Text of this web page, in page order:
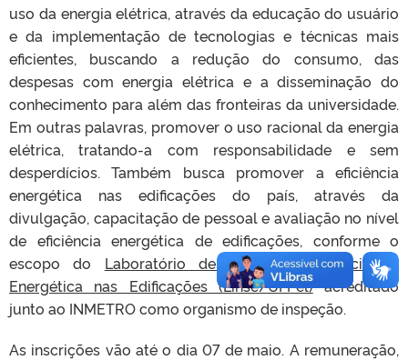
uso da energia elétrica, através da educação do usuário
e da implementação de tecnologias e técnicas mais
eficientes, buscando a redução do consumo, das
despesas com energia elétrica e a disseminação do
conhecimento para além das fronteiras da universidade.
Em outras palavras, promover o uso racional da energia
elétrica, tratando-a com responsabilidade e sem
desperdícios. Também busca promover a eficiência
energética nas edificações do país, através da
divulgação, capacitação de pessoal e avaliação no nível
de eficiência energética de edificações, conforme o
escopo do Laboratório de Inspeção de Eficiência
Energética nas Edificações (Linse/UFPel)acreditado
junto ao INMETRO como organismo de inspeção.
As inscrições vão até o dia 07 de maio. A remuneração,